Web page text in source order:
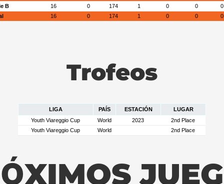
B
16 0 174 1 0 0
0
16 0 174 1 0 0 0
Trofeos
LIGA PAÍS ESTACIÓN
LUGAR
Youth Viareggio Cup
World 2023
2nd Place
Youth Viareggio Cup
World 2nd Place